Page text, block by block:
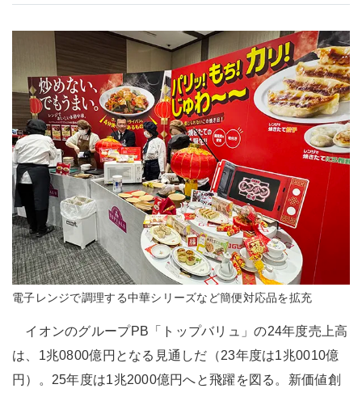
電子レンジで調理する中華シリーズなど簡便対応品を拡充
イオンのグループPB「トップバリュ」の24年度売上高
は、1兆0800億円となる見通しだ（23年度は1兆0010億
円）。25年度は1兆2000億円へと飛躍を図る。新価値創